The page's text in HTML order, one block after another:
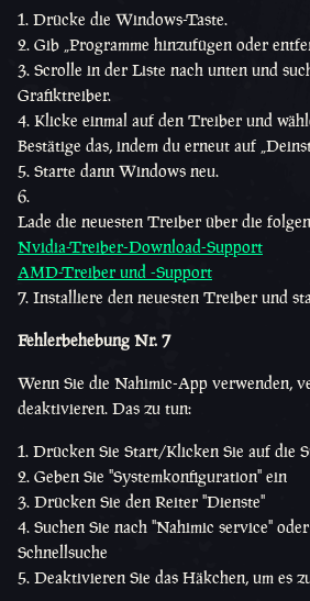
Drücke die Windows-Taste.
Gib „Programme hinzufügen oder
Scrolle in der Liste nach unten und
Grafiktreiber.
Klicke einmal auf den Treiber und
Bestätige das, indem du erneut auf
Starte dann Windows neu.
Lade die neuesten Treiber über die
Nvidia-Treiber-Download-Support
AMD-Treiber und -Support
Installiere den neuesten Treiber und
Fehlerbehebung Nr. 7
Wenn Sie die Nahimic-App verwenden,
deaktivieren. Das zu tun:
Drücken Sie Start/Klicken Sie auf die
Geben Sie "Systemkonfiguration" ein
Drücken Sie den Reiter "Dienste"
Suchen Sie nach "Nahimic service"
Schnellsuche
Deaktivieren Sie das Häkchen, um es